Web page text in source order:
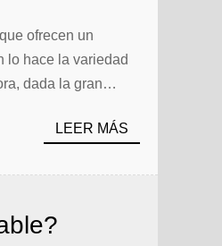
ofrecen un
lo hace la variedad
dada la gran
LEER MÁS